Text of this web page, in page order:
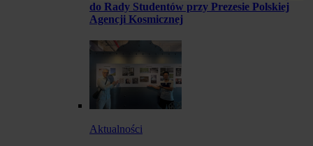
do Rady Studentów przy Prezesie Polskiej
Agencji Kosmicznej
Aktualności